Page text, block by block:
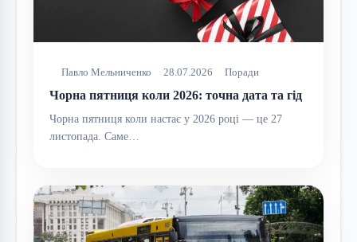
Павло Мельниченко 28.07.2026 Поради
Чорна пятниця коли 2026: точна дата та гід
Чорна пятниця коли настає у 2026 році — це 27
листопада. Саме…